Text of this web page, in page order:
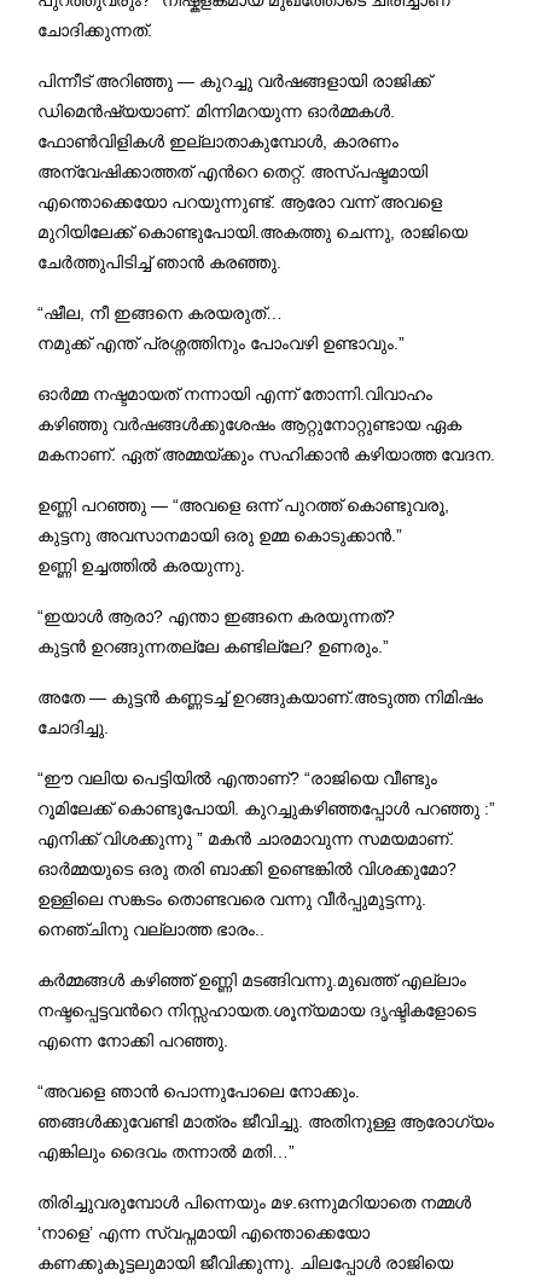
ചോദിക്കുന്നത്.
പിന്നീട് അറിഞ്ഞു — കുറച്ചു വർഷങ്ങളായി രാജിക്ക്
ഡിമെൻഷ്യയാണ്. മിന്നിമറയുന്ന ഓർമ്മകൾ.
ഫോൺവിളികൾ ഇല്ലാതാകുമ്പോൾ, കാരണം
അന്വേഷിക്കാത്തത് എന്‍റെ തെറ്റ്. അസ്പഷ്ടമായി
എന്തൊക്കെയോ പറയുന്നുണ്ട്. ആരോ വന്ന് അവളെ
മുറിയിലേക്ക് കൊണ്ടുപോയി.അകത്തു ചെന്നു, രാജിയെ
ചേർത്തുപിടിച്ച് ഞാൻ കരഞ്ഞു.
“ഷീല, നീ ഇങ്ങനെ കരയരുത്…
നമുക്ക് എന്ത് പ്രശ്നത്തിനും പോംവഴി ഉണ്ടാവും.”
ഓർമ്മ നഷ്ടമായത് നന്നായി എന്ന് തോന്നി.വിവാഹം
കഴിഞ്ഞു വർഷങ്ങൾക്കുശേഷം ആറ്റുനോറ്റുണ്ടായ ഏക
മകനാണ്. ഏത് അമ്മയ്ക്കും സഹിക്കാൻ കഴിയാത്ത വേദന.
ഉണ്ണി പറഞ്ഞു — “അവളെ ഒന്ന് പുറത്ത് കൊണ്ടുവരൂ,
കുട്ടനു അവസാനമായി ഒരു ഉമ്മ കൊടുക്കാൻ.”
ഉണ്ണി ഉച്ചത്തിൽ കരയുന്നു.
“ഇയാൾ ആരാ? എന്താ ഇങ്ങനെ കരയുന്നത്?
കുട്ടൻ ഉറങ്ങുന്നതല്ലേ കണ്ടില്ലേ? ഉണരും.”
അതേ — കുട്ടൻ കണ്ണടച്ച് ഉറങ്ങുകയാണ്.അടുത്ത നിമിഷം
ചോദിച്ചു.
“ഈ വലിയ പെട്ടിയിൽ എന്താണ്? “രാജിയെ വീണ്ടും
റൂമിലേക്ക്‌ കൊണ്ടുപോയി. കുറച്ചുകഴിഞ്ഞപ്പോൾ പറഞ്ഞു :”
എനിക്ക് വിശക്കുന്നു ” മകൻ ചാരമാവുന്ന സമയമാണ്.
ഓർമ്മയുടെ ഒരു തരി ബാക്കി ഉണ്ടെങ്കിൽ വിശക്കുമോ?
ഉള്ളിലെ സങ്കടം തൊണ്ടവരെ വന്നു വീർപ്പുമുട്ടന്നു.
നെഞ്ചിനു വല്ലാത്ത ഭാരം..
കർമ്മങ്ങൾ കഴിഞ്ഞ് ഉണ്ണി മടങ്ങിവന്നു.മുഖത്ത് എല്ലാം
നഷ്ടപ്പെട്ടവന്‍റെ നിസ്സഹായത.ശൂന്യമായ ദൃഷ്ടികളോടെ
എന്നെ നോക്കി പറഞ്ഞു.
“അവളെ ഞാൻ പൊന്നുപോലെ നോക്കും.
ഞങ്ങൾക്കുവേണ്ടി മാത്രം ജീവിച്ചു. അതിനുള്ള ആരോഗ്യം
എങ്കിലും ദൈവം തന്നാൽ മതി…”
തിരിച്ചുവരുമ്പോൾ പിന്നെയും മഴ.ഒന്നുമറിയാതെ നമ്മൾ
‘നാളെ’ എന്ന സ്വപ്നമായി എന്തൊക്കെയോ
കണക്കുകൂട്ടലുമായി ജീവിക്കുന്നു. ചിലപ്പോൾ രാജിയെ